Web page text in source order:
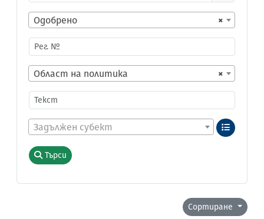
×
Одобрено
×
Област на политика
Задължен субект
Търси
Сортиране